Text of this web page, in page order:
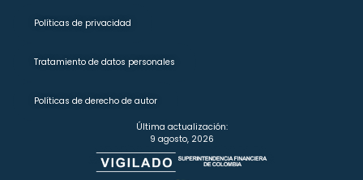
Políticas de privacidad
Tratamiento de datos personales
Políticas de derecho de autor
Última actualización:
9 agosto, 2026